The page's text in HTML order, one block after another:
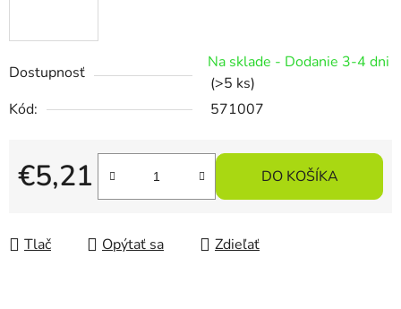
Dostupnosť
Na sklade - Dodanie 3-4 dni
(>5 ks)
Kód:
571007
€5,21
Jednotková cena:
DO KOŠÍKA
Tlač Opýtať sa Zdieľať